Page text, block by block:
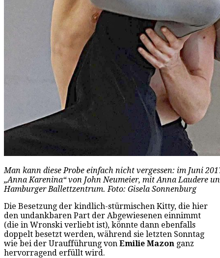
Man kann diese Probe einfach nicht vergessen: im Juni
„Anna Karenina“ von John Neumeier, mit Anna Laudere
Hamburger Ballettzentrum. Foto: Gisela Sonnenburg
Die Besetzung der kindlich-stürmischen Kitty, die hier
den undankbaren Part der Abgewiesenen einnimmt
(die in Wronski verliebt ist), könnte dann ebenfalls
doppelt besetzt werden, während sie letzten Sonntag
wie bei der Uraufführung von Emilie Mazon ganz
hervorragend erfüllt wird.